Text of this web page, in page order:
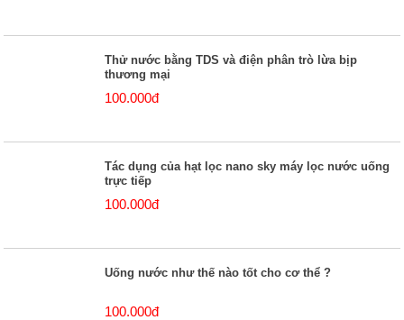
Thử nước bằng TDS và điện phân trò lừa bịp
thương mại
100.000đ
Tác dụng của hạt lọc nano sky máy lọc nước uống
trực tiếp
100.000đ
Uống nước như thế nào tốt cho cơ thể ?
100.000đ